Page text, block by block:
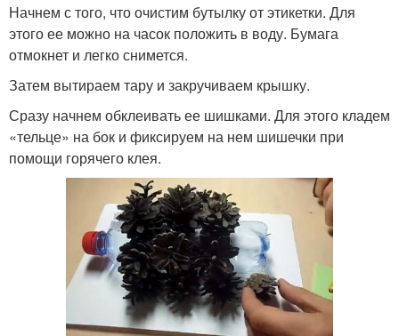
Начнем с того, что очистим бутылку от этикетки. Для
этого ее можно на часок положить в воду. Бумага
отмокнет и легко снимется.
Затем вытираем тару и закручиваем крышку.
Сразу начнем обклеивать ее шишками. Для этого кладем
«тельце» на бок и фиксируем на нем шишечки при
помощи горячего клея.